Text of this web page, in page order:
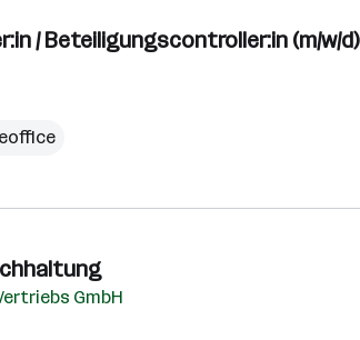
/ Beteiligungscontroller:in (m/w/d)
GmbH